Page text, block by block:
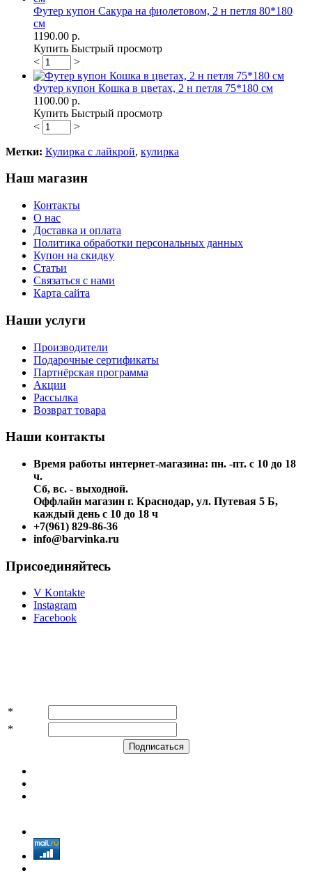
Футер купон Сакура на фиолетовом, 2 н петля 80*180
см
1190.00 р.
Купить Быстрый просмотр
<
>
Футер купон Кошка в цветах, 2 н петля 75*180 см
1100.00 р.
Купить Быстрый просмотр
<
>
Метки: Кулирка с лайкрой, кулирка
Наш магазин
Контакты
О нас
Доставка и оплата
Политика обработки персональных данных
Купон на скидку
Статьи
Связаться с нами
Карта сайта
Наши услуги
Производители
Подарочные сертификаты
Партнёрская программа
Акции
Рассылка
Возврат товара
Наши контакты
Время работы интернет-магазина: пн. -пт. с 10 до 18
ч.
Сб, вс. - выходной.
Оффлайн магазин г. Краснодар, ул. Путевая 5 Б,
каждый день с 10 до 18 ч
+7(961) 829-86-36
info@barvinka.ru
Присоединяйтесь
V Kontakte
Instagram
Facebook
*
*